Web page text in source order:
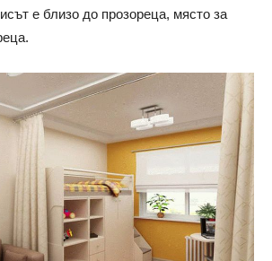
е близо до прозореца, място за